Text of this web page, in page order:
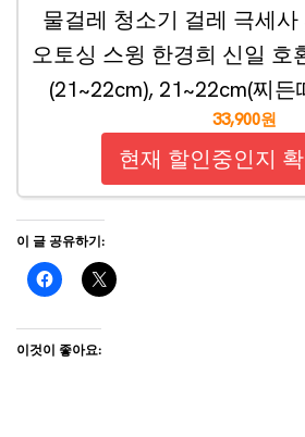
물걸레 청소기 걸레 극세사
오토싱 스윙 한경희 신일 호
(21~22cm), 21~22cm(찌
33,900원
현재 할인중인지
이 글 공유하기:
이것이 좋아요: